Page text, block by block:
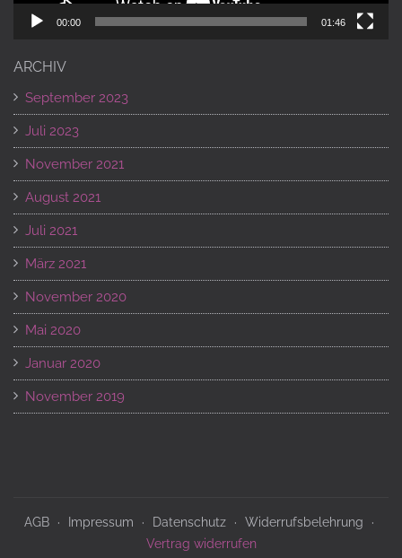
00:00 01:46
ARCHIV
September 2023
Juli 2023
November 2021
August 2021
Juli 2021
März 2021
November 2020
Mai 2020
Januar 2020
November 2019
AGB Impressum Datenschutz
Widerrufsbelehrung
Vertrag widerrufen